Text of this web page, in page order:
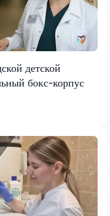
детской
бокс-корпус